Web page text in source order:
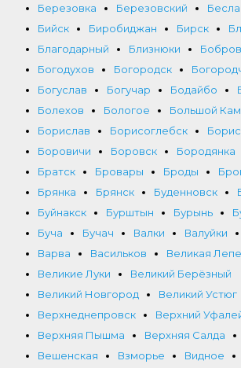
Березовка
Березовский
Бийск
Биробиджан Бирск
Благодарный
Близнюки Бобров
Богодухов
Богородск
Богуслав
Богучар Бодайбо
Болехов
Бологое
Большой
Борислав
Борисоглебск
Боровичи
Боровск Бородянка
Братск
Бровары Броды
Брянка
Брянск Буденновск
Буйнакск
Бурштын Бурынь
Буча
Бучач Валки Валуйки
Варва
Васильков
Великая
Великие Луки
Великий Берёзный
Великий Новгород
Великий Устюг
Верхнеднепровск
Верхний
Верхняя Пышма
Верхняя Салда
Вешенская
Взморье Видное